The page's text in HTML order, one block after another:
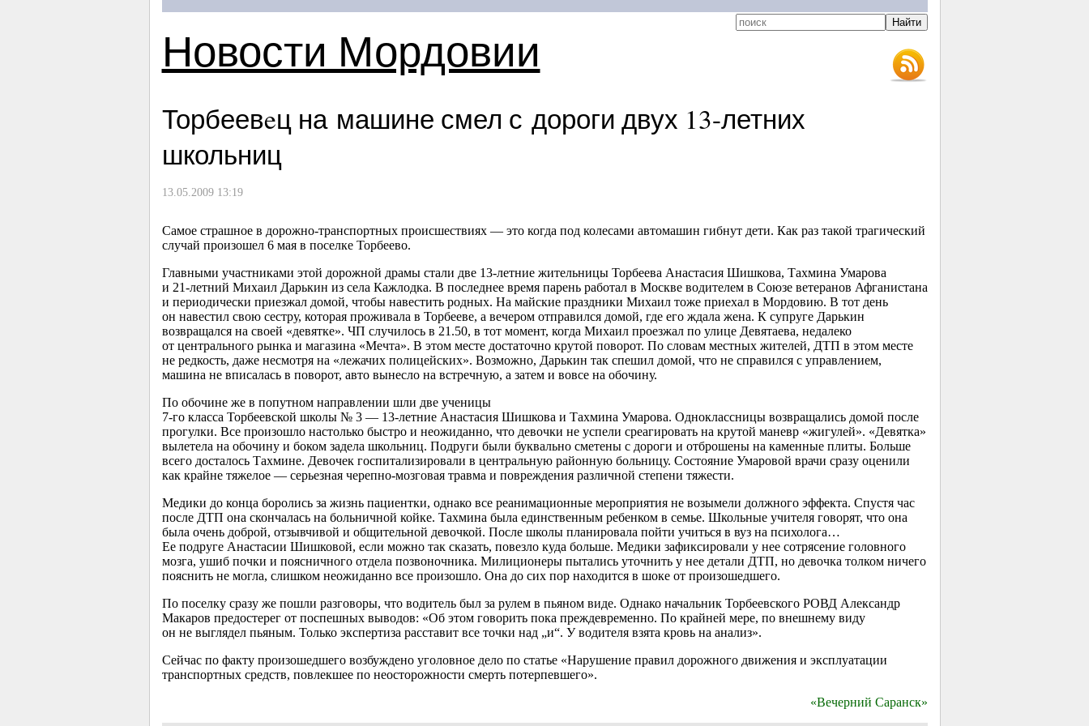
Новости Мордовии
Торбеевeц на машине смел с дороги двух 13-летних
школьниц
13.05.2009 13:19
Самое страшное в дорожно-транспортных происшествиях — это когда под колесами автомашин гибнут дети. Как раз такой трагический
случай произошел 6 мая в поселке Торбеево.
Главными участниками этой дорожной драмы стали две 13-летниежительницы Торбеева Анастасия Шишкова, Тахмина Умарова
и 21-летний Михаил Дарькин из села Кажлодка. В последнее время парень работал в Москве водителем в Союзе ветеранов Афганистана
и периодически приезжал домой, чтобы навестить родных. На майские праздники Михаил тоже приехал в Мордовию. В тот день
он навестил свою сестру, которая проживала в Торбееве, а вечером отправился домой, где его ждала жена. К супруге Дарькин
возвращался на своей «девятке». ЧП случилось в 21.50, в тот момент, когда Михаил проезжал по улице Девятаева, недалеко
от центрального рынка и магазина «Мечта». В этом месте достаточно крутой поворот. По словам местных жителей, ДТП в этом месте
не редкость, даже несмотря на «лежачих полицейских». Возможно, Дарькин так спешил домой, что не справился с управлением,
машина не вписалась в поворот, авто вынесло на встречную, а затем и вовсе на обочину.
По обочине же в попутном направлении шли две ученицы
7-гокласса Торбеевской школы № 3 — 13-летниеАнастасия Шишкова и Тахмина Умарова. Одноклассницы возвращались домой после
прогулки. Все произошло настолько быстро и неожиданно, что девочки не успели среагировать на крутой маневр «жигулей». «Девятка»
вылетела на обочину и боком задела школьниц. Подруги были буквально сметены с дороги и отброшены на каменные плиты. Больше
всего досталось Тахмине. Девочек госпитализировали в центральную районную больницу. Состояние Умаровой врачи сразу оценили
как крайне тяжелое — серьезная черепно-мозговая травма и повреждения различной степени тяжести.
Медики до конца боролись за жизнь пациентки, однако все реанимационные мероприятия не возымели должного эффекта. Спустя час
после ДТП она скончалась на больничной койке. Тахмина была единственным ребенком в семье. Школьные учителя говорят, что она
была очень доброй, отзывчивой и общительной девочкой. После школы планировала пойти учиться в вуз на психолога…
Ее подруге Анастасии Шишковой, если можно так сказать, повезло куда больше. Медики зафиксировали у нее сотрясение головного
мозга, ушиб почки и поясничного отдела позвоночника. Милиционеры пытались уточнить у нее детали ДТП, но девочка толком ничего
пояснить не могла, слишком неожиданно все произошло. Она до сих пор находится в шоке от произошедшего.
По поселку сразу же пошли разговоры, что водитель был за рулем в пьяном виде. Однако начальник Торбеевского РОВД Александр
Макаров предостерег от поспешных выводов: «Об этом говорить пока преждевременно. По крайней мере, по внешнему виду
он не выглядел пьяным. Только экспертиза расставит все точки над „и“. У водителя взята кровь на анализ».
Сейчас по факту произошедшего возбуждено уголовное дело по статье «Нарушение правил дорожного движения и эксплуатации
транспортных средств, повлекшее по неосторожности смерть потерпевшего».
«Вечерний Саранск»